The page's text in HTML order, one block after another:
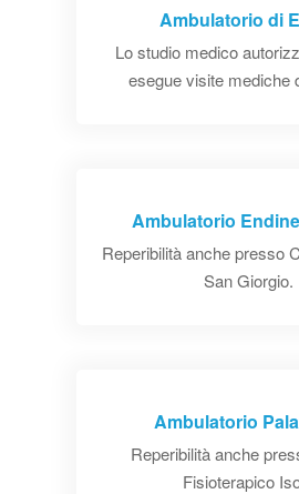
Ambulatorio di
Lo studio medico
esegue visite mediche
Ambulatorio
Reperibilità anche presso
San Giorgio.
Ambulatorio
Reperibilità anche
Fisioterapico